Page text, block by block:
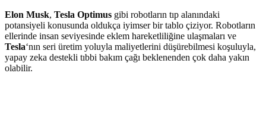
Elon Musk, Tesla Optimus gibi robotların tıp alanındaki
potansiyeli konusunda oldukça iyimser bir tablo çiziyor. Robotların
ellerinde insan seviyesinde eklem hareketliliğine ulaşmaları ve
Tesla‘nın seri üretim yoluyla maliyetlerini düşürebilmesi koşuluyla,
yapay zeka destekli tıbbi bakım çağı beklenenden çok daha yakın
olabilir.